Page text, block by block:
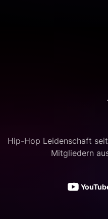
Hip-Hop Leidenschaft
Mitgliedern